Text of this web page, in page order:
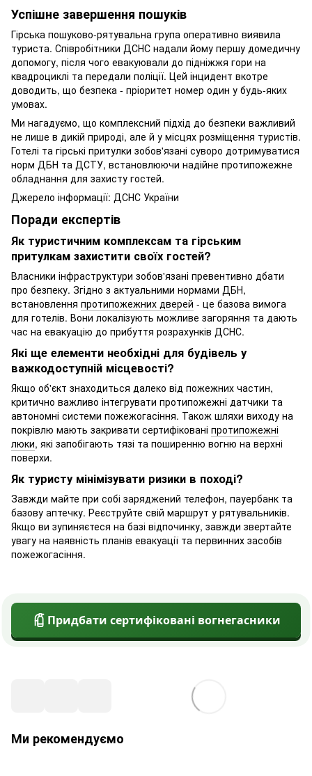
Успішне завершення пошуків
Гірська пошуково-рятувальна група оперативно виявила
туриста. Співробітники ДСНС надали йому першу домедичну
допомогу, після чого евакуювали до підніжжя гори на
квадроциклі та передали поліції. Цей інцидент вкотре
доводить, що безпека - пріоритет номер один у будь-яких
умовах.
Ми нагадуємо, що комплексний підхід до безпеки важливий
не лише в дикій природі, але й у місцях розміщення туристів.
Готелі та гірські притулки зобов'язані суворо дотримуватися
норм ДБН та ДСТУ, встановлюючи надійне протипожежне
обладнання для захисту гостей.
Джерело інформації: ДСНС України
Поради експертів
Як туристичним комплексам та гірським
притулкам захистити своїх гостей?
Власники інфраструктури зобов'язані превентивно дбати
про безпеку. Згідно з актуальними нормами ДБН,
встановлення протипожежних дверей - це базова вимога
для готелів. Вони локалізують можливе загоряння та дають
час на евакуацію до прибуття розрахунків ДСНС.
Які ще елементи необхідні для будівель у
важкодоступній місцевості?
Якщо об'єкт знаходиться далеко від пожежних частин,
критично важливо інтегрувати протипожежні датчики та
автономні системи пожежогасіння. Також шляхи виходу на
покрівлю мають закривати сертифіковані протипожежні
люки, які запобігають тязі та поширенню вогню на верхні
поверхи.
Як туристу мінімізувати ризики в поході?
Завжди майте при собі заряджений телефон, пауербанк та
базову аптечку. Реєструйте свій маршрут у рятувальників.
Якщо ви зупиняєтеся на базі відпочинку, завжди звертайте
увагу на наявність планів евакуації та первинних засобів
пожежогасіння.
Придбати сертифіковані вогнегасники
Ми рекомендуємо